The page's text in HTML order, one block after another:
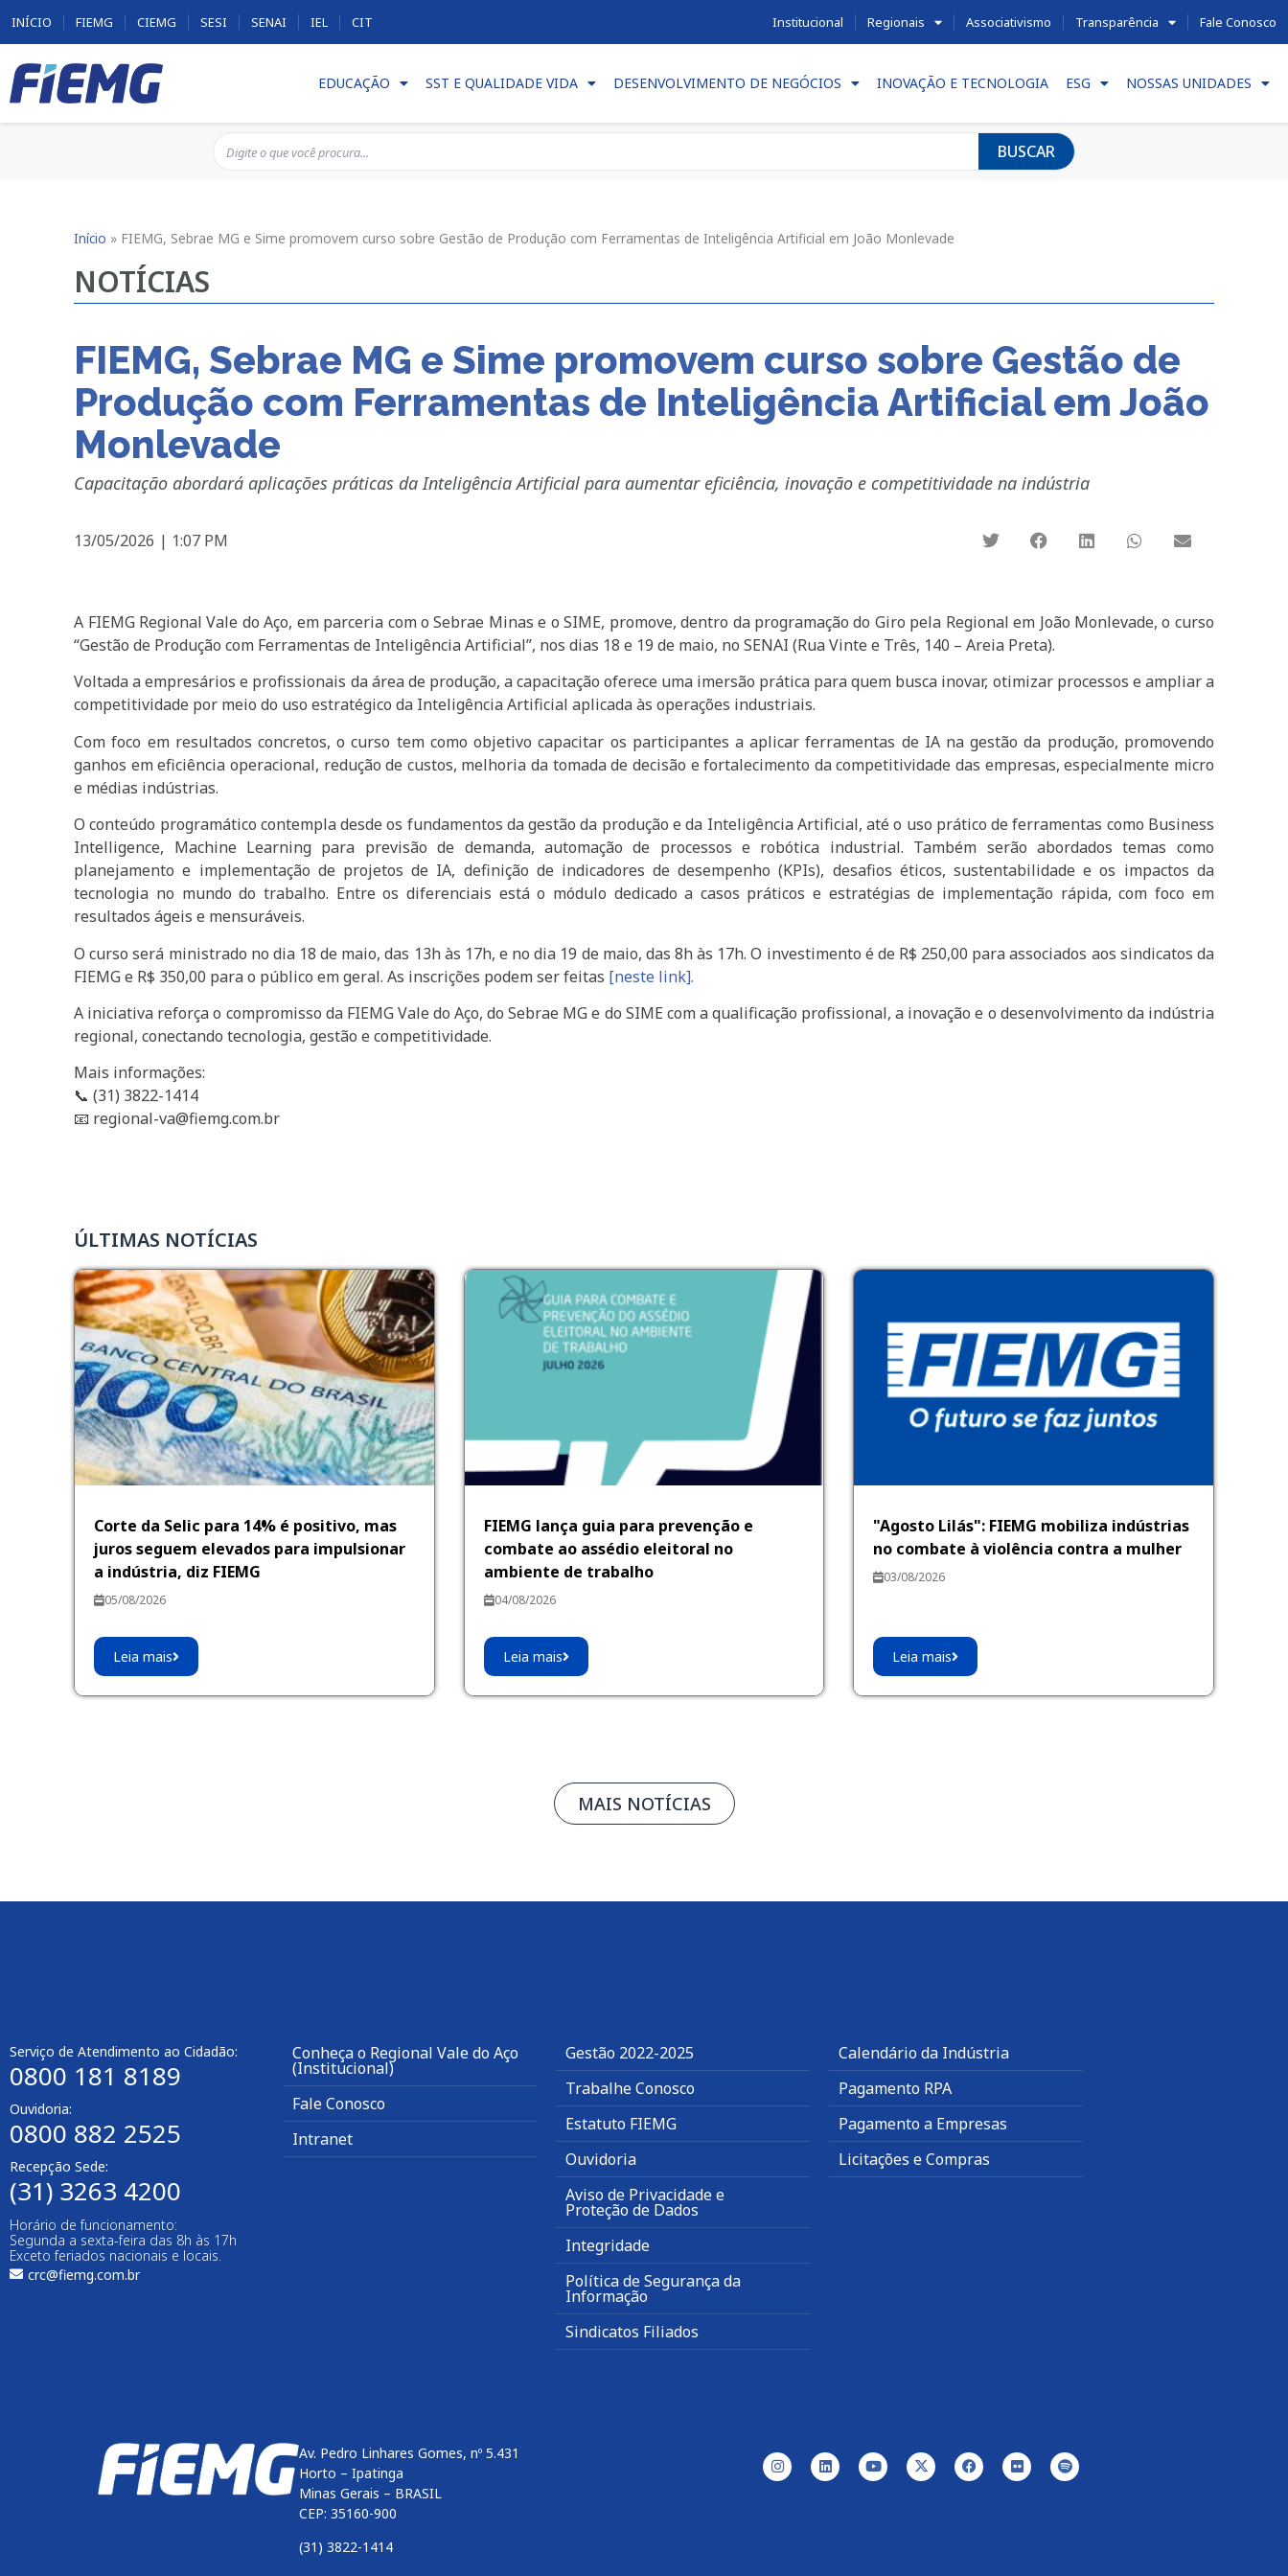
INÍCIO FIEMG CIEMG SESI SENAI IEL CIT Institucional Regionais Associativismo Transparência Fale Conosco
EDUCAÇÃO SST E QUALIDADE VIDA DESENVOLVIMENTO DE NEGÓCIOS INOVAÇÃO E TECNOLOGIA ESG NOSSAS UNIDADES
BUSCAR
Início » FIEMG, Sebrae MG e Sime promovem curso sobre Gestão de Produção com Ferramentas de Inteligência Artificial em João Monlevade
NOTÍCIAS
FIEMG, Sebrae MG e Sime promovem curso sobre Gestão de
Produção com Ferramentas de Inteligência Artificial em João
Monlevade
Capacitação abordará aplicações práticas da Inteligência Artificial para aumentar eficiência, inovação e competitividade na indústria
13/05/2026 | 1:07 PM
A FIEMG Regional Vale do Aço, em parceria com o Sebrae Minas e o SIME, promove, dentro da programação do Giro pela Regional em João Monlevade, o curso
“Gestão de Produção com Ferramentas de Inteligência Artificial”, nos dias 18 e 19 de maio, no SENAI (Rua Vinte e Três, 140 – Areia Preta).
Voltada a empresários e profissionais da área de produção, a capacitação oferece uma imersão prática para quem busca inovar, otimizar processos e ampliar a
competitividade por meio do uso estratégico da Inteligência Artificial aplicada às operações industriais.
Com foco em resultados concretos, o curso tem como objetivo capacitar os participantes a aplicar ferramentas de IA na gestão da produção, promovendo
ganhos em eficiência operacional, redução de custos, melhoria da tomada de decisão e fortalecimento da competitividade das empresas, especialmente micro
e médias indústrias.
O conteúdo programático contempla desde os fundamentos da gestão da produção e da Inteligência Artificial, até o uso prático de ferramentas como Business
Intelligence, Machine Learning para previsão de demanda, automação de processos e robótica industrial. Também serão abordados temas como
planejamento e implementação de projetos de IA, definição de indicadores de desempenho (KPIs), desafios éticos, sustentabilidade e os impactos da
tecnologia no mundo do trabalho. Entre os diferenciais está o módulo dedicado a casos práticos e estratégias de implementação rápida, com foco em
resultados ágeis e mensuráveis.
O curso será ministrado no dia 18 de maio, das 13h às 17h, e no dia 19 de maio, das 8h às 17h. O investimento é de R$ 250,00 para associados aos sindicatos da
FIEMG e R$ 350,00 para o público em geral. As inscrições podem ser feitas [neste link].
A iniciativa reforça o compromisso da FIEMG Vale do Aço, do Sebrae MG e do SIME com a qualificação profissional, a inovação e o desenvolvimento da indústria
regional, conectando tecnologia, gestão e competitividade.
Mais informações:
📞 (31) 3822-1414
📧 regional-va@fiemg.com.br
ÚLTIMAS NOTÍCIAS
Corte da Selic para 14% é positivo, mas
juros seguem elevados para impulsionar
a indústria, diz FIEMG
05/08/2026
Leia mais
FIEMG lança guia para prevenção e
combate ao assédio eleitoral no
ambiente de trabalho
04/08/2026
Leia mais
"Agosto Lilás": FIEMG mobiliza indústrias
no combate à violência contra a mulher
03/08/2026
Leia mais
MAIS NOTÍCIAS
Serviço de Atendimento ao Cidadão:
0800 181 8189
Ouvidoria:
0800 882 2525
Recepção Sede:
(31) 3263 4200
Horário de funcionamento:
Segunda a sexta-feira das 8h às 17h
Exceto feriados nacionais e locais.
crc@fiemg.com.br
Conheça o Regional Vale do Aço
(Institucional)
Fale Conosco
Intranet
Gestão 2022-2025
Trabalhe Conosco
Estatuto FIEMG
Ouvidoria
Aviso de Privacidade e
Proteção de Dados
Integridade
Política de Segurança da
Informação
Sindicatos Filiados
Calendário da Indústria
Pagamento RPA
Pagamento a Empresas
Licitações e Compras
Av. Pedro Linhares Gomes, nº 5.431
Horto – Ipatinga
Minas Gerais – BRASIL
CEP: 35160-900
(31) 3822-1414
btn-04